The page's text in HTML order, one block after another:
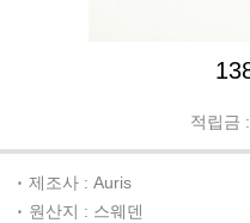
적립금 :
제조사 : Auris
원산지 : 스웨덴